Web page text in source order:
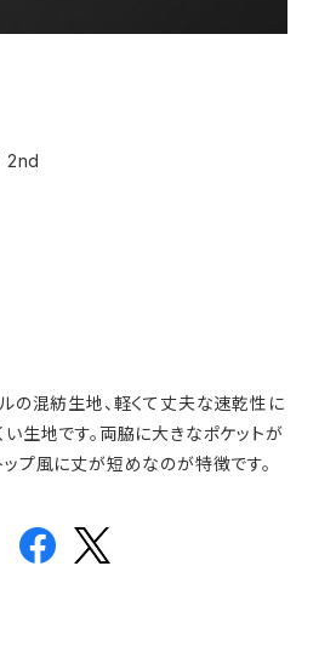
2nd
の混紡生地、軽くて丈夫な速乾性に
生地です。両脇に大きなポケットが
プ風に丈が短めなのが特徴です。